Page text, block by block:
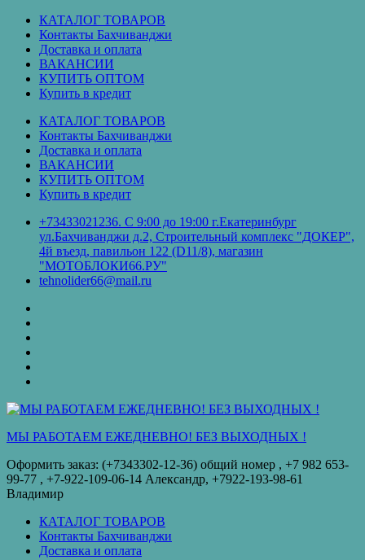
Перейти
содержимому
КАТАЛОГ ТОВАРОВ
Контакты Бахчиванджи
Доставка и оплата
ВАКАНСИИ
КУПИТЬ ОПТОМ
Купить в кредит
КАТАЛОГ ТОВАРОВ
Контакты Бахчиванджи
Доставка и оплата
ВАКАНСИИ
КУПИТЬ ОПТОМ
Купить в кредит
+73433021236. С 9:00 до 19:00 г.Екатеринбург
ул.Бахчиванджи д.2, Строительный комплекс "ДОКЕР",
4й въезд, павильон 122 (D11/8), магазин
"МОТОБЛОКИ66.РУ"
tehnolider66@mail.ru
кредит
МЫ РАБОТАЕМ ЕЖЕДНЕВНО! БЕЗ ВЫХОДНЫХ !
Оформить заказ: (+7343302-12-36) общий номер , ‪+7 982 653-
99-77‬ , +7-922-109-06-14 Александр, +7922-193-98-61
Владимир
КАТАЛОГ ТОВАРОВ
Контакты Бахчиванджи
Доставка и оплата